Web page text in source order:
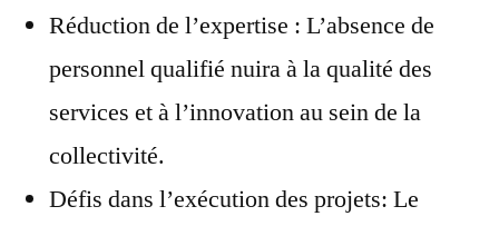
Réduction de l’expertise : L’absence de
personnel qualifié nuira à la qualité des
services et à l’innovation au sein de la
collectivité.
Défis dans l’exécution des projets: Le